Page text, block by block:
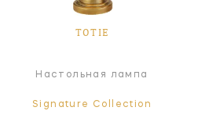
TOTIE
Настольная лампа
Signature Collection